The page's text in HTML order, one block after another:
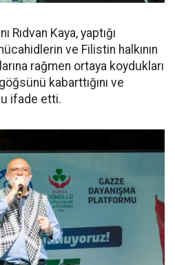
Rıdvan Kaya, yaptığı
ve Filistin halkının
rağmen ortaya koydukları
kabarttığını ve
ifade etti.